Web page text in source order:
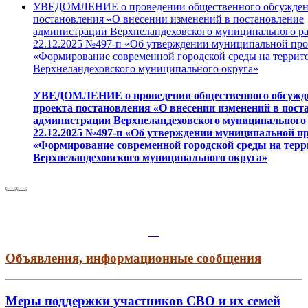
УВЕДОМЛЕНИЕ о проведении общественного
постановления «О внесении изменений в постановление
администрации Верхнеландеховского муниципального
22.12.2025 №497-п «Об утверждении муниципальной
«Формирование современной городской среды на
Верхнеландеховского муниципального округа»
УВЕДОМЛЕНИЕ о проведении общественного
проекта постановления «О внесении изменений в
администрации Верхнеландеховского
22.12.2025 №497-п «Об утверждении муниципальной
«Формирование современной городской среды на
Верхнеландеховского муниципального округа»
Объявления, информационные сообщения
Меры поддержки участников СВО и их семей